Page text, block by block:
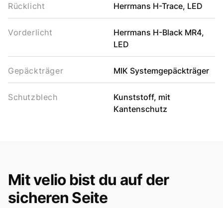
Rücklicht Herrmans H-Trace, LED
Vorderlicht
Herrmans H-Black MR4,
LED
Gepäckträger MIK Systemgepäckträger
Schutzblech
Kunststoff, mit
Kantenschutz
Mit velio bist du auf der
sicheren Seite